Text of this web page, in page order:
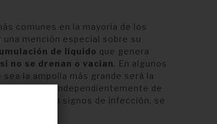
comunes en la mayoría de los
mención especial sobre su
de líquido que genera
no se drenan o vacían. En algunos
sea la ampolla más grande será la
la veamos independientemente de
y sin signos de infección, se